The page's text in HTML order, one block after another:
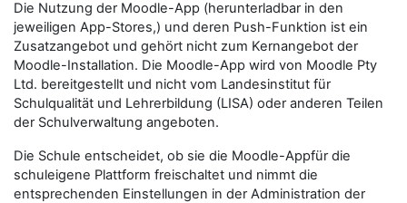
Die Nutzung der Moodle-App (herunterladbar in den
jeweiligen App-Stores,) und deren Push-Funktion ist ein
Zusatzangebot und gehört nicht zum Kernangebot der
Moodle-Installation. Die Moodle-App wird von Moodle Pty
Ltd. bereitgestellt und nicht vom Landesinstitut für
Schulqualität und Lehrerbildung (LISA) oder anderen Teilen
der Schulverwaltung angeboten.
Die Schule entscheidet, ob sie die Moodle-Appfür die
schuleigene Plattform freischaltet und nimmt die
entsprechenden Einstellungen in der Administration der